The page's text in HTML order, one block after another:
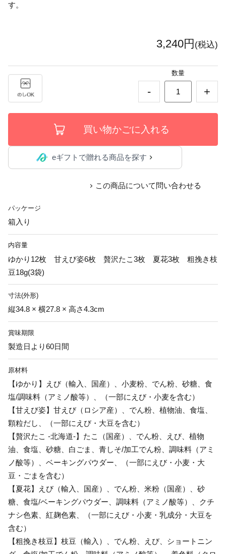
す。
3,240円 (税込)
-
数量
+
eギフトで贈れる商品を探す
この商品について問い合わせる
パッケージ
箱入り
内容量
ゆかり12枚 甘えび姿6枚 贅沢たこ3枚 夏花3枚 粗挽き枝
豆18g(3袋)
寸法(外形)
縦34.8 × 横27.8 × 高さ4.3cm
賞味期限
製造日より60日間
原材料
【ゆかり】えび（輸入、国産）、小麦粉、でん粉、砂糖、食
塩/調味料（アミノ酸等）、（一部にえび・小麦を含む）
【甘えび姿】甘えび（ロシア産）、でん粉、植物油、食塩、
顆粒だし、（一部にえび・大豆を含む）
【贅沢たこ -北海道-】たこ（国産）、でん粉、えび、植物
油、食塩、砂糖、白ごま、青しそ/加工でん粉、調味料（アミ
ノ酸等）、ベーキングパウダー、（一部にえび・小麦・大
豆・ごまを含む）
【夏花】えび（輸入、国産）、でん粉、米粉（国産）、砂
糖、食塩/ベーキングパウダー、調味料（アミノ酸等）、クチ
ナシ色素、紅麹色素、（一部にえび・小麦・乳成分・大豆を
含む）
【粗挽き枝豆】枝豆（輸入）、でん粉、えび、ショートニン